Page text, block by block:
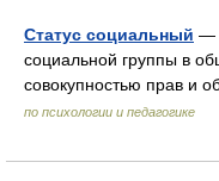
Статус социальный —
социальной группы в
совокупностью прав и
по психологии и педагогике